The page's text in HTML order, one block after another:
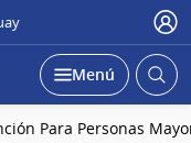
Desplegar
Menú Abrir
Para Personas